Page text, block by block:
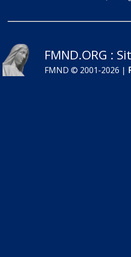
FMND.ORG :
FMND © 2001-2026 |